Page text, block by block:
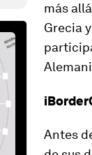
más
Grecia
Antes